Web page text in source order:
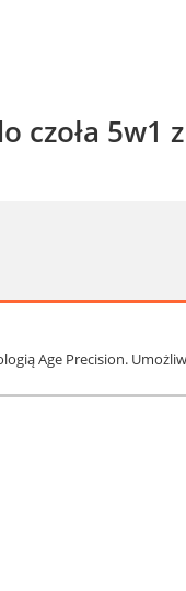
czoła 5w1
Age Precision.